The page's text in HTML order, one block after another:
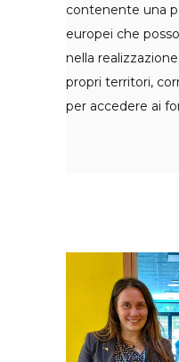
contenente una
europei che
nella
propri territori,
per accedere ai